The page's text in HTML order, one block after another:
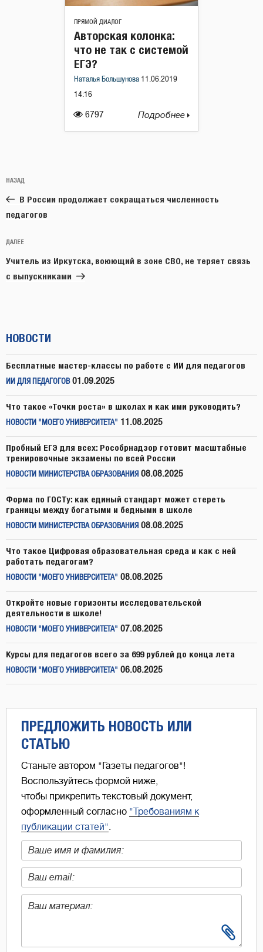
ПРЯМОЙ ДИАЛОГ
6797
Авторская колонка:
что не так с системой
ЕГЭ?
Наталья Большунова 11.06.2019
14:16
Подробнее
по
записям
Предыдущая
запись:
НАЗАД
В России продолжает сокращаться численность
педагогов
Следующая
запись
ДАЛЕЕ
Учитель из Иркутска, воюющий в зоне СВО, не теряет связь
с выпускниками
НОВОСТИ
Бесплатные мастер-классы по работе с ИИ для педагогов
ИИ ДЛЯ ПЕДАГОГОВ 01.09.2025
Что такое «Точки роста» в школах и как ими руководить?
НОВОСТИ "МОЕГО УНИВЕРСИТЕТА" 11.08.2025
Пробный ЕГЭ для всех: Рособрнадзор готовит масштабные
тренировочные экзамены по всей России
НОВОСТИ МИНИСТЕРСТВА ОБРАЗОВАНИЯ 08.08.2025
Форма по ГОСТу: как единый стандарт может стереть
границы между богатыми и бедными в школе
НОВОСТИ МИНИСТЕРСТВА ОБРАЗОВАНИЯ 08.08.2025
Что такое Цифровая образовательная среда и как с ней
работать педагогам?
НОВОСТИ "МОЕГО УНИВЕРСИТЕТА" 08.08.2025
Откройте новые горизонты исследовательской
деятельности в школе!
НОВОСТИ "МОЕГО УНИВЕРСИТЕТА" 07.08.2025
Курсы для педагогов всего за 699 рублей до конца лета
НОВОСТИ "МОЕГО УНИВЕРСИТЕТА" 06.08.2025
ПРЕДЛОЖИТЬ НОВОСТЬ ИЛИ
СТАТЬЮ
Станьте автором "Газеты педагогов"!
Воспользуйтесь формой ниже,
чтобы прикрепить текстовый документ,
оформленный согласно "Требованиям к
публикации статей".